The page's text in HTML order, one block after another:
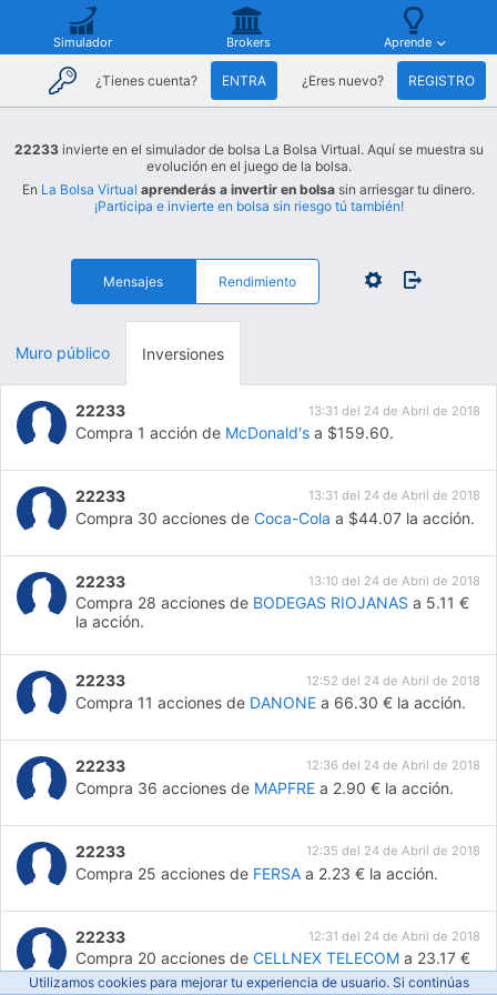
Simulador Brokers Aprende
¿Tienes cuenta? ENTRA ¿Eres nuevo? REGISTRO
22233invierte en el simulador de bolsa La Bolsa Virtual. Aquí se muestra su
evolución en el juego de la bolsa.
En La Bolsa Virtual aprenderás a invertir en bolsa sin arriesgar tu dinero.
¡Participa e invierte en bolsa sin riesgo tú también!
Mensajes Rendimiento
Muro público Inversiones
22233 13:31 del 24 de Abril de 2018
Compra 1 acción de McDonald's a $159.60.
22233 13:31 del 24 de Abril de 2018
Compra 30 acciones deCoca-Cola a $44.07 la acción.
22233 13:10 del 24 de Abril de 2018
Compra 28 acciones de BODEGAS RIOJANAS a 5.11 €
la acción.
22233 12:52 del 24 de Abril de 2018
Compra 11 acciones de DANONE a 66.30 € la acción.
22233 12:36 del 24 de Abril de 2018
Compra 36 acciones de MAPFRE a 2.90 € la acción.
22233 12:35 del 24 de Abril de 2018
Compra 25 acciones de FERSA a 2.23 € la acción.
22233 12:31 del 24 de Abril de 2018
Compra 20 acciones deCELLNEX TELECOM a 23.17 €
la acción.
Utilizamos cookies para mejorar tu experiencia de usuario. Si continúas